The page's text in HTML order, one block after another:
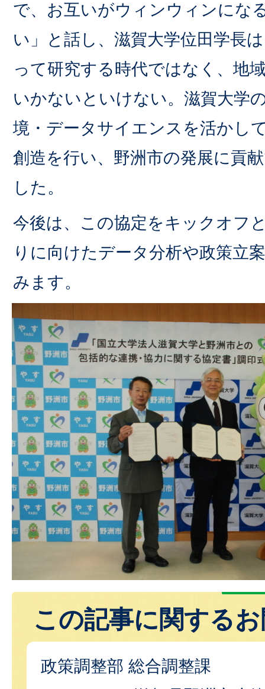
で、お互いがウィンウィンにな
い」と話し、滋賀大学位田学長
って研究する時代ではなく、地
いかないといけない。滋賀大学
境・データサイエンスを活かし
創造を行い、野洲市の発展に貢
した。
今後は、この協定をキックオフ
りに向けたデータ分析や政策立
みます。
この記事に関する
政策調整部 総合調整課